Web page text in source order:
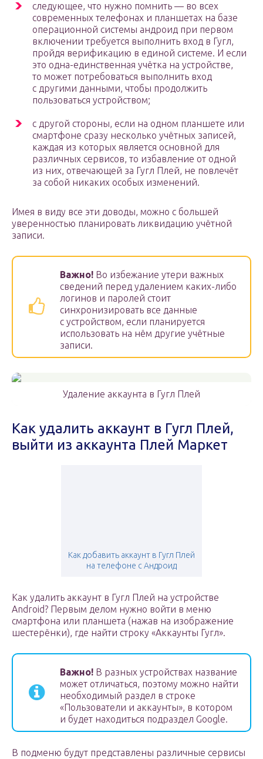
следующее, что нужно помнить — во всех
современных телефонах и планшетах на базе
операционной системы андроид при первом
включении требуется выполнить вход в Гугл,
пройдя верификацию в единой системе. И если
это одна-единственная учётка на устройстве,
то может потребоваться выполнить вход
с другими данными, чтобы продолжить
пользоваться устройством;
с другой стороны, если на одном планшете или
смартфоне сразу несколько учётных записей,
каждая из которых является основной для
различных сервисов, то избавление от одной
из них, отвечающей за Гугл Плей, не повлечёт
за собой никаких особых изменений.
Имея в виду все эти доводы, можно с большей
уверенностью планировать ликвидацию учётной
записи.
Важно! Во избежание утери важных
сведений перед удалением каких-либо
логинов и паролей стоит
синхронизировать все данные
с устройством, если планируется
использовать на нём другие учётные
записи.
Удаление аккаунта в Гугл Плей
Как удалить аккаунт в Гугл Плей,
выйти из аккаунта Плей Маркет
Как добавить аккаунт в Гугл Плей
на телефоне с Андроид
Как удалить аккаунт в Гугл Плей на устройстве
Android? Первым делом нужно войти в меню
смартфона или планшета (нажав на изображение
шестерёнки), где найти строку «Аккаунты Гугл».
Важно! В разных устройствах название
может отличаться, поэтому можно найти
необходимый раздел в строке
«Пользователи и аккаунты», в котором
и будет находиться подраздел Google.
В подменю будут представлены различные сервисы